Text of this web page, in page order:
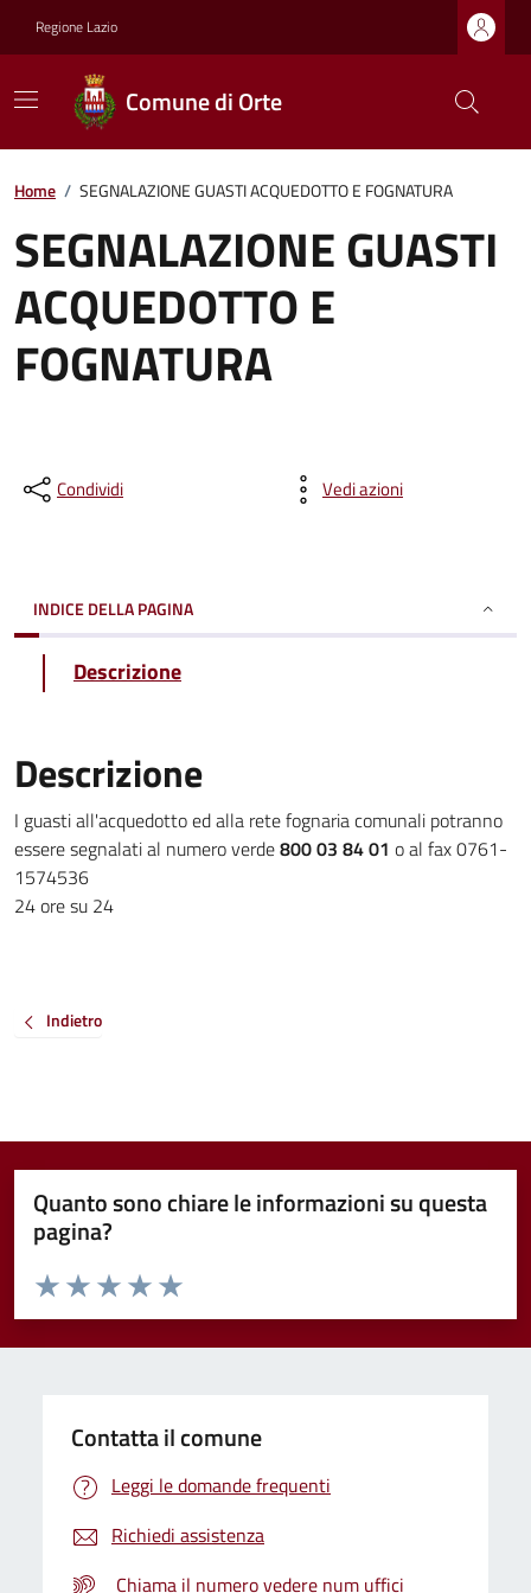
Regione Lazio
Comune di Orte
Home / SEGNALAZIONE GUASTI ACQUEDOTTO E FOGNATURA
SEGNALAZIONE GUASTI
ACQUEDOTTO E
FOGNATURA
Condividi Vedi azioni
INDICE DELLA PAGINA
Descrizione
Descrizione
I guasti all'acquedotto ed alla rete fognaria comunali potranno
essere segnalati al numero verde800 03 84 01 o al fax 0761-
1574536
24 ore su 24
Indietro
Quanto sono chiare le informazioni su questa
pagina?
Valuta da 1 a 5 stelle la pagina
Valuta 5 stelle su 5
Valuta 4 stelle su 5
Valuta 3 stelle su 5
Valuta 2 stelle su 5
Valuta 1 stelle su 5
Contatta il comune
Leggi le domande frequenti
Richiedi assistenza
Chiama il numero vedere num uffici